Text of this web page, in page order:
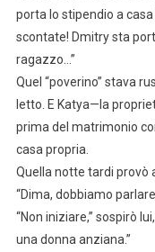
porta lo stipendio a
scontate! Dmitry sta
ragazzo…”
Quel “poverino” stava
letto. E Katya—la
prima del matrimonio
casa propria.
Quella notte tardi provò
“Dima, dobbiamo
“Non iniziare,” sospirò
una donna anziana.”